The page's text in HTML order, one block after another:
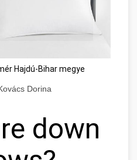
Hajdú-Bihar megye
Dorina
down